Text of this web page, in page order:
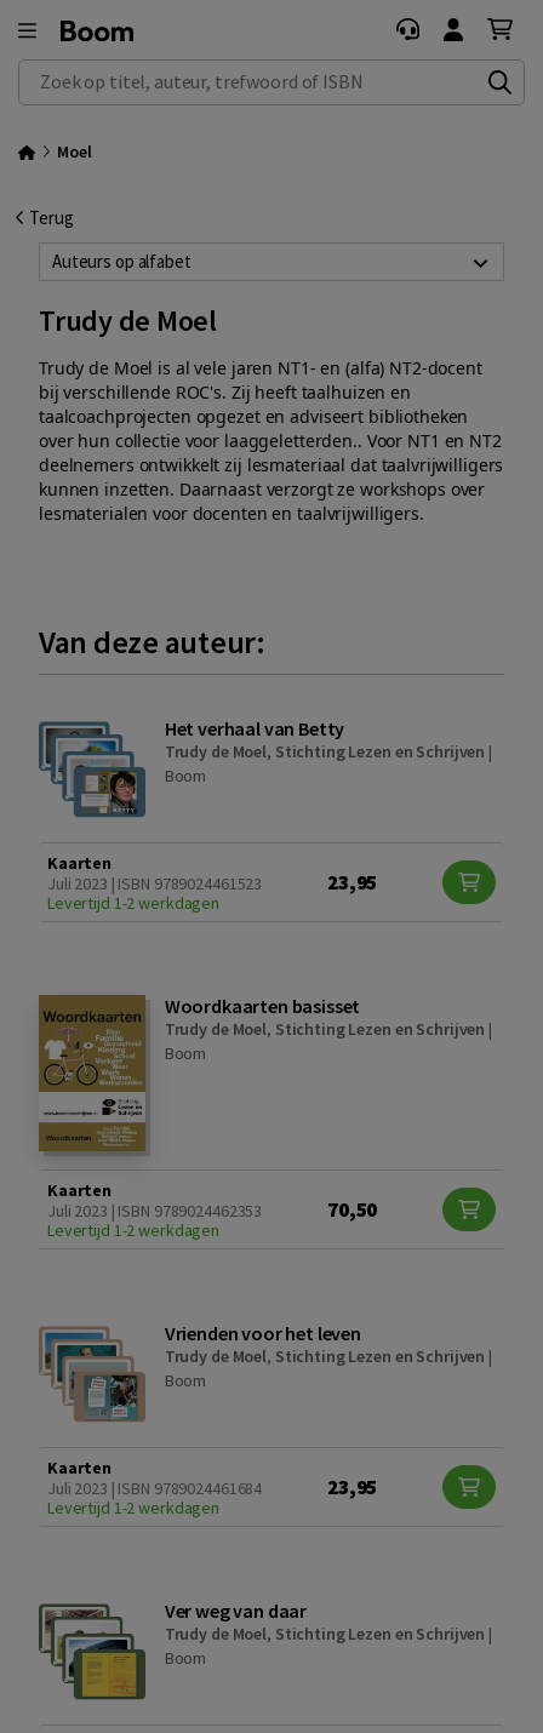
Zoek op titel, auteur, trefwoord of ISBN
Moel
Terug
Auteurs op alfabet
Trudy de Moel
Trudy de Moel is al vele jaren NT1- en (alfa) NT2-docent
bij verschillende ROC's. Zij heeft taalhuizen en
taalcoachprojecten opgezet en adviseert bibliotheken
over hun collectie voor laaggeletterden.. Voor NT1 en NT2
deelnemers ontwikkelt zij lesmateriaal dat taalvrijwilligers
kunnen inzetten. Daarnaast verzorgt ze workshops over
lesmaterialen voor docenten en taalvrijwilligers.
Van deze auteur:
Het verhaal van Betty
Trudy de Moel, Stichting Lezen en Schrijven |
Boom
Kaarten
Juli 2023 | ISBN 9789024461523
Levertijd 1-2 werkdagen
23,95
Woordkaarten basisset
Trudy de Moel, Stichting Lezen en Schrijven |
Boom
Kaarten
Juli 2023 | ISBN 9789024462353
Levertijd 1-2 werkdagen
70,50
Vrienden voor het leven
Trudy de Moel, Stichting Lezen en Schrijven |
Boom
Kaarten
Juli 2023 | ISBN 9789024461684
Levertijd 1-2 werkdagen
23,95
Ver weg van daar
Trudy de Moel, Stichting Lezen en Schrijven |
Boom